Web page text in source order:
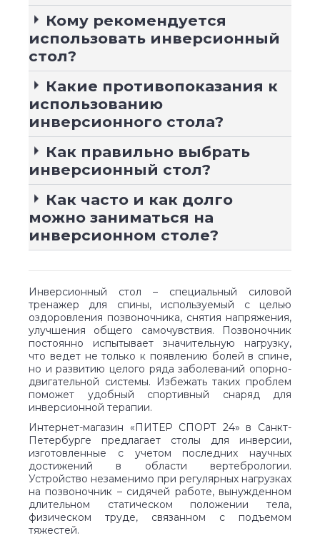
Кому рекомендуется
использовать инверсионный
стол?
Какие противопоказания к
использованию
инверсионного стола?
Как правильно выбрать
инверсионный стол?
Как часто и как долго
можно заниматься на
инверсионном столе?
Инверсионный стол – специальный силовой
тренажер для спины, используемый с целью
оздоровления позвоночника, снятия напряжения,
улучшения общего самочувствия. Позвоночник
постоянно испытывает значительную нагрузку,
что ведет не только к появлению болей в спине,
но и развитию целого ряда заболеваний опорно-
двигательной системы. Избежать таких проблем
поможет удобный спортивный снаряд для
инверсионной терапии.
Интернет-магазин «ПИТЕР СПОРТ 24» в Санкт-
Петербурге предлагает столы для инверсии,
изготовленные с учетом последних научных
достижений в области вертебрологии.
Устройство незаменимо при регулярных нагрузках
на позвоночник – сидячей работе, вынужденном
длительном статическом положении тела,
физическом труде, связанном с подъемом
тяжестей.